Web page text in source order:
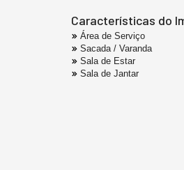
Características do
Área de Serviço
Sacada / Varanda
Sala de Estar
Sala de Jantar